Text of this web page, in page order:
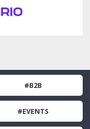
#B2B
#EVENTS